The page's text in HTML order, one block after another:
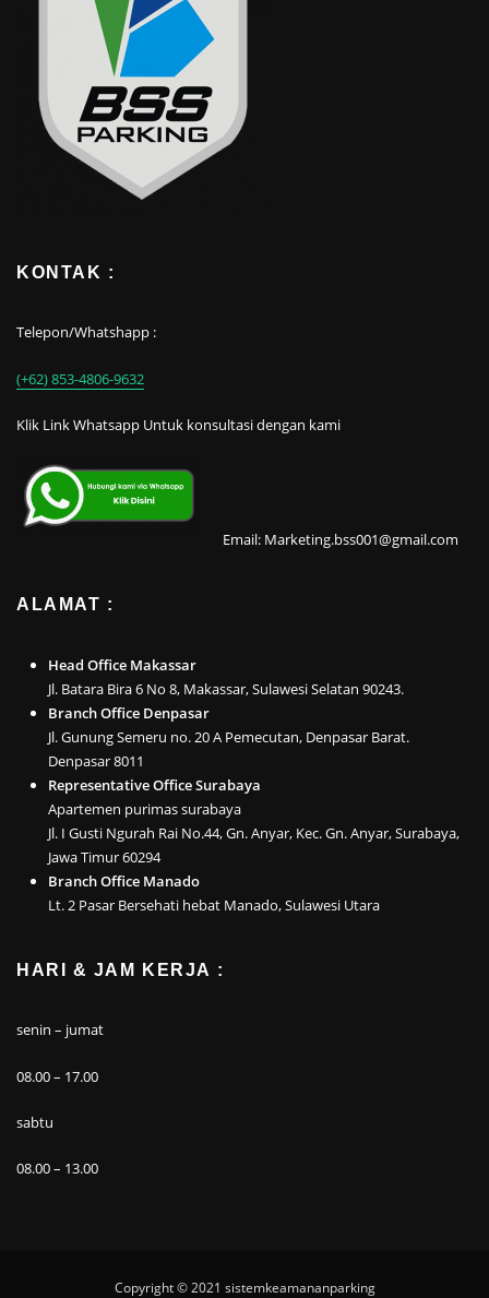
KONTAK :
Telepon/Whatshapp :
(+62) 853-4806-9632
Klik Link Whatsapp Untuk konsultasi dengan kami
Email: Marketing.bss001@gmail.com
ALAMAT :
Head Office Makassar
Jl. Batara Bira 6 No 8, Makassar, Sulawesi Selatan 90243.
Branch Office Denpasar
Jl. Gunung Semeru no. 20 A Pemecutan, Denpasar Barat.
Denpasar 8011
Representative Office Surabaya
Apartemen purimas surabaya
Jl. I Gusti Ngurah Rai No.44, Gn. Anyar, Kec. Gn. Anyar, Surabaya,
Jawa Timur 60294
Branch Office Manado
Lt. 2 Pasar Bersehati hebat Manado, Sulawesi Utara
HARI & JAM KERJA :
senin – jumat
08.00 – 17.00
sabtu
08.00 – 13.00
Copyright © 2021 sistemkeamananparking